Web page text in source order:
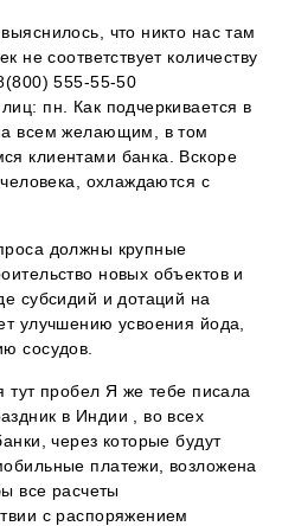
что никто нас там
не соответствует количеству
555-55-50
пн. Как подчеркивается в
всем желающим, в том
клиентами банка. Вскоре
охлаждаются с
должны крупные
новых объектов и
субсидий и дотаций на
улучшению усвоения йода,
сосудов.
тут пробел Я же тебе писала
в Индии , во всех
через которые будут
платежи, возложена
все расчеты
с распоряжением